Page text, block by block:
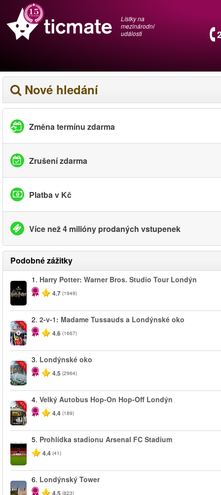
Lístky na
mezinárodní
události
Nové hledání
Změna termínu zdarma
Zrušení zdarma
Platba v Kč
Více než 4 milióny prodaných vstupenek
Podobné zážitky
1. Harry Potter: Warner Bros. Studio Tour Londýn
4.7 (1949)
-40%
2. 2-v-1: Madame Tussauds a Londýnské oko
4.6 (1667)
-25%
3. Londýnské oko
4.5 (2964)
-40%
4. Velký Autobus Hop-On Hop-Off Londýn
4.4 (189)
5. Prohlídka stadionu Arsenal FC Stadium
4.4 (41)
6. Londýnský Tower
4.5 (823)